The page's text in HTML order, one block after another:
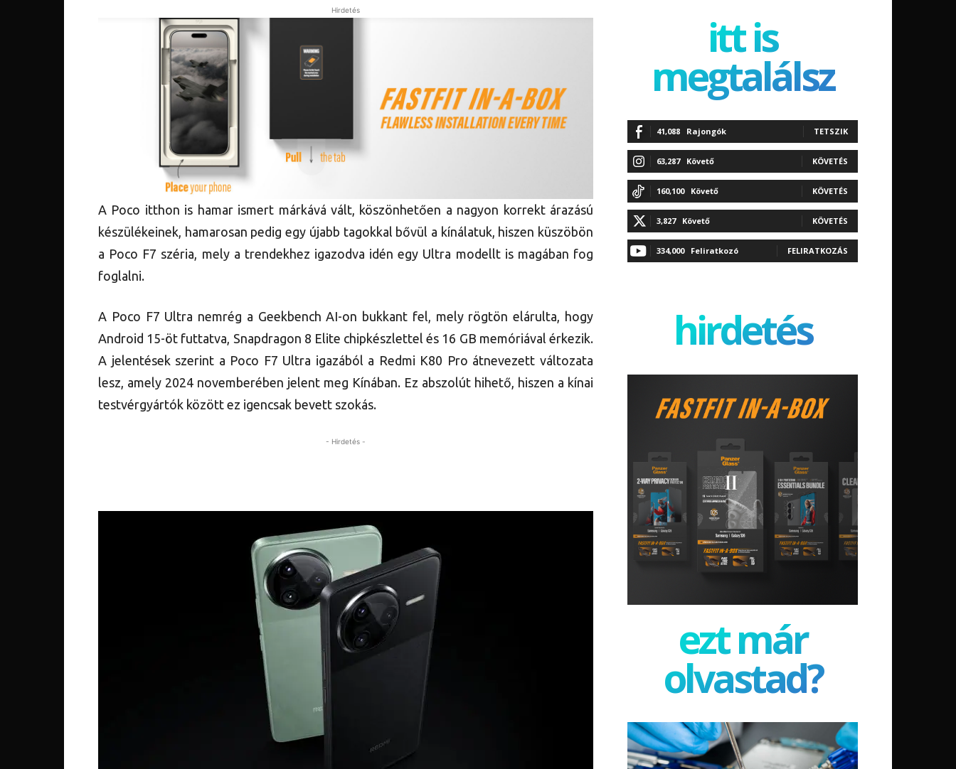
Hirdetés
A Poco itthon is hamar ismert márkává vált, köszönhetően a nagyon korrekt árazású
készülékeinek, hamarosan pedig egy újabb tagokkal bővül a kínálatuk, hiszen küszöbön
a Poco F7 széria, mely a trendekhez igazodva idén egy Ultra modellt is magában fog
foglalni.
A Poco F7 Ultra nemrég a Geekbench AI-on bukkant fel, mely rögtön elárulta, hogy
Android 15-öt futtatva, Snapdragon 8 Elite chipkészlettel és 16 GB memóriával érkezik.
A jelentések szerint a Poco F7 Ultra igazából a Redmi K80 Pro átnevezett változata
lesz, amely 2024 novemberében jelent meg Kínában. Ez abszolút hihető, hiszen a kínai
testvérgyártók között ez igencsak bevett szokás.
- Hirdetés -
itt is
megtalálsz
41,088 Rajongók TETSZIK
63,287 Követő KÖVETÉS
160,100 Követő KÖVETÉS
3,827 Követő KÖVETÉS
334,000 Feliratkozó FELIRATKOZÁS
hirdetés
ezt már
olvastad?